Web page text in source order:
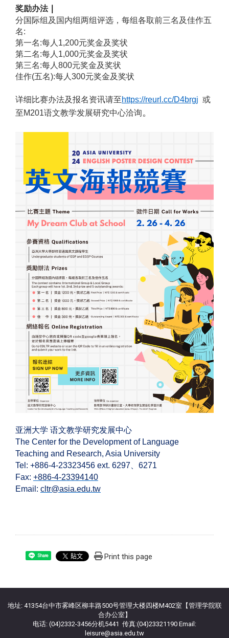
奖励办法｜
分国际组及国内组两组评选，每组各取前三名及佳作五
名:
第一名:每人1,200元奖金及奖状
第二名:每人1,000元奖金及奖状
第三名:每人800元奖金及奖状
佳作(五名):每人300元奖金及奖状
详细比赛办法及报名资讯请至https://reurl.cc/D4brgj 或
至M201语文教学发展研究中心洽询。
亚洲大学 语文教学研究发展中心
The Center for the Development of Language
Teaching and Research, Asia University
Tel: +886-4-23323456 ext. 6297 、6271
Fax: +886-4-23394140
Email: cltr@asia.edu.tw
Share Print this page
地址: 41354台中市雾峰区柳丰路500号管理大楼四楼M402室【管理学院联
合办公室】
电话: (04)2332-3456分机5441 传真:(04)23321190 Email:
leisure@asia.edu.tw